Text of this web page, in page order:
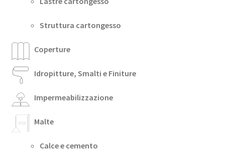
Struttura cartongesso
Coperture
Idropitture, Smalti e Finiture
Impermeabilizzazione
Malte
Calce e cemento